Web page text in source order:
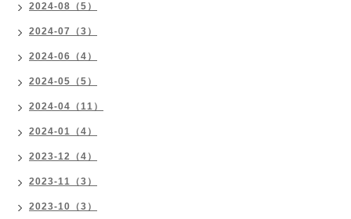
2024-08（5）
2024-07（3）
2024-06（4）
2024-05（5）
2024-04（11）
2024-01（4）
2023-12（4）
2023-11（3）
2023-10（3）